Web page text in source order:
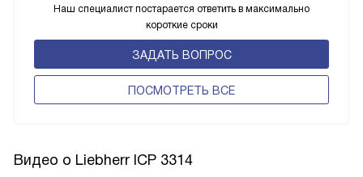
Наш специалист постарается ответить в максимально
короткие сроки
ЗАДАТЬ ВОПРОС
ПОCМОТРЕТЬ ВСЕ
Видео о Liebherr ICP 3314